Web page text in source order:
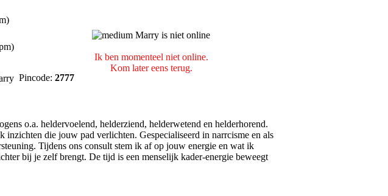
Ik ben momenteel niet online.
Kom later eens terug.
Pincode: 2777
o.a. heldervoelend, helderziend, helderwetend en helderhorend.
die jouw pad verlichten. Gespecialiseerd in narrcisme en als
Tijdens ons consult stem ik af op jouw energie en wat ik
bij je zelf brengt. De tijd is een menselijk kader-energie beweegt